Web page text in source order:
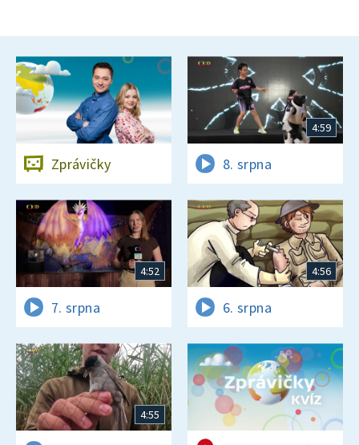
Zprávičky
4:59
8. srpna
4:52
7. srpna
4:56
6. srpna
4:55